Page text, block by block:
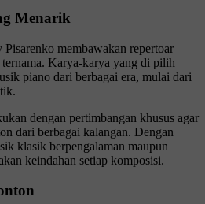
Menarik
membawakan repertoar
Karya-karya yang di pilih
piano dari berbagai era, mulai dari
dengan pertimbangan khusus agar
dari berbagai kalangan. Dengan
klasik berpengalaman maupun
keindahan setiap komposisi.